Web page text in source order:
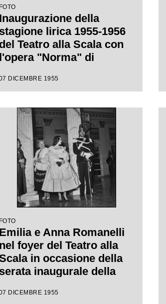
FOTO
Inaugurazione della
stagione lirica 1955-1956
del Teatro alla Scala con
l'opera "Norma" di
Antonino Votto con la
DICEMBRE 1955
FOTO
Emilia e Anna Romanelli
nel foyer del Teatro alla
in occasione della
serata inaugurale della
l'opera "Norma" di
DICEMBRE 1955